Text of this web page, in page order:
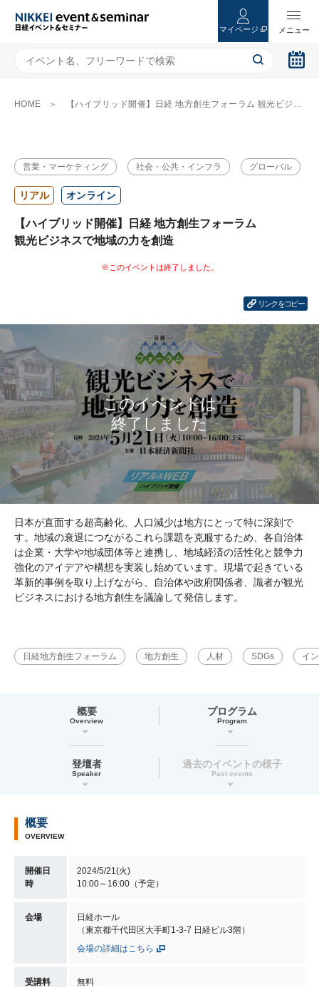
マイページ
HOME 【ハイブリッド開催】日経 地方創生フォーラム 観光ビジネスで地域の力を創造
営業・マーケティング 社会・公共・インフラ グローバル
リアル オンライン
【ハイブリッド開催】日経 地方創生フォーラム
観光ビジネスで地域の力を創造
リンクをコピー
日本が直面する超高齢化、人口減少は地方にとって特に深刻で
す。地域の衰退につながるこれら課題を克服するため、各自治体
は企業・大学や地域団体等と連携し、地域経済の活性化と競争力
強化のアイデアや構想を実装し始めています。現場で起きている
革新的事例を取り上げながら、自治体や政府関係者、識者が観光
ビジネスにおける地方創生を議論して発信します。
日経地方創生フォーラム 地方創生 人材 SDGs イ
概要
Overview
プログラム
Program
登壇者
Speaker
過去のイベントの様子
Past events
概要
OVERVIEW
開催日
時
2024/5/21(火)
10:00～16:00（予定）
会場
日経ホール
（東京都千代田区大手町1-3-7 日経ビル3階）
会場の詳細はこちら
受講料 無料